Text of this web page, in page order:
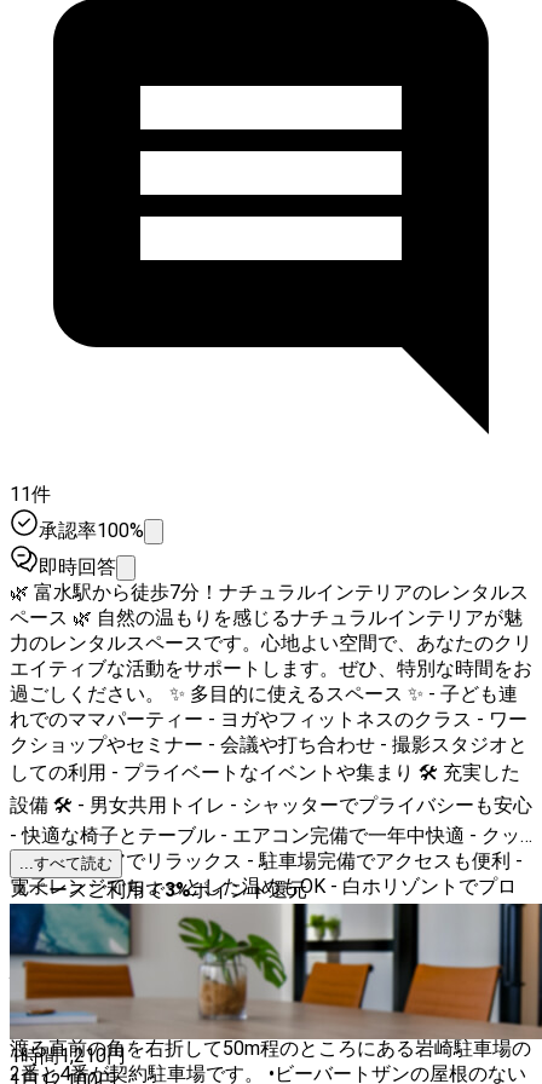
11件
承認率100%
即時回答
🌿 富水駅から徒歩7分！ナチュラルインテリアのレンタルス
ペース 🌿 自然の温もりを感じるナチュラルインテリアが魅
力のレンタルスペースです。心地よい空間で、あなたのクリ
エイティブな活動をサポートします。ぜひ、特別な時間をお
過ごしください。 ✨ 多目的に使えるスペース ✨ - 子ども連
れでのママパーティー - ヨガやフィットネスのクラス - ワー
クショップやセミナー - 会議や打ち合わせ - 撮影スタジオと
しての利用 - プライベートなイベントや集まり 🛠️ 充実した
設備 🛠️ - 男女共用トイレ - シャッターでプライバシーも安心
- 快適な椅子とテーブル - エアコン完備で一年中快適 - クッ
ションフロアでリラックス - 駐車場完備でアクセスも便利 -
電子レンジでちょっとした温めもOK - 白ホリゾントでプロ
フェッショナルな撮影が可能 💰 お手頃価格で利用可能 💰 -1
時間 1,100円 ／1日 11,000円 🚶‍♂️ アクセス抜群 🚶‍♀️ - 富水
駅から徒歩7分の好立地 🚙 駐車場スペース完備 🚙 •Ange
サロンの入っているビルの前の駐車スペースが、水曜日•日
曜日のみ駐車可能。7台まで。 •富水駅側から来て仙了橋を
渡る直前の角を右折して50m程のところにある岩崎駐車場の
2番と4番が契約駐車場です。 •ビーバートザンの屋根のない
...すべて読む
スペースご利用で3%ポイント還元
1時間1,210円